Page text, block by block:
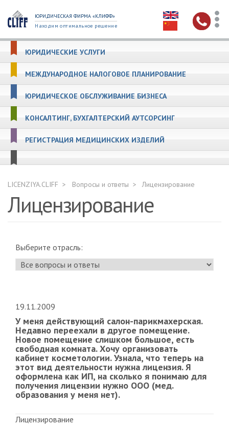
ЮРИДИЧЕСКАЯ ФИРМА «КЛИФФ»
Находим оптимальное решение
ЮРИДИЧЕСКИЕ УСЛУГИ
МЕЖДУНАРОДНОЕ НАЛОГОВОЕ ПЛАНИРОВАНИЕ
ЮРИДИЧЕСКОЕ ОБСЛУЖИВАНИЕ БИЗНЕСА
КОНСАЛТИНГ, БУХГАЛТЕРСКИЙ АУТСОРСИНГ
РЕГИСТРАЦИЯ МЕДИЦИНСКИХ ИЗДЕЛИЙ
LICENZIYA.CLIFF Вопросы и ответы Лицензирование
Лицензирование
Выберите отрасль:
19.11.2009
У меня действующий салон-парикмахерская.
Недавно переехали в другое помещение.
Новое помещение слишком большое, есть
свободная комната. Хочу организовать
кабинет косметологии. Узнала, что теперь на
этот вид деятельности нужна лицензия. Я
оформлена как ИП, на сколько я понимаю для
получения лицензии нужно ООО (мед.
образования у меня нет).
Лицензирование